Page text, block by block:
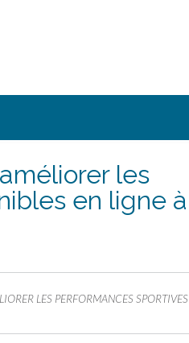
les
en ligne à
LES PERFORMANCES